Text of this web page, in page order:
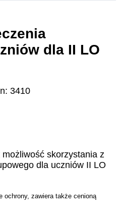
dla II LO
3410
możliwość skorzystania z
dla uczniów II LO
zawiera także cenioną